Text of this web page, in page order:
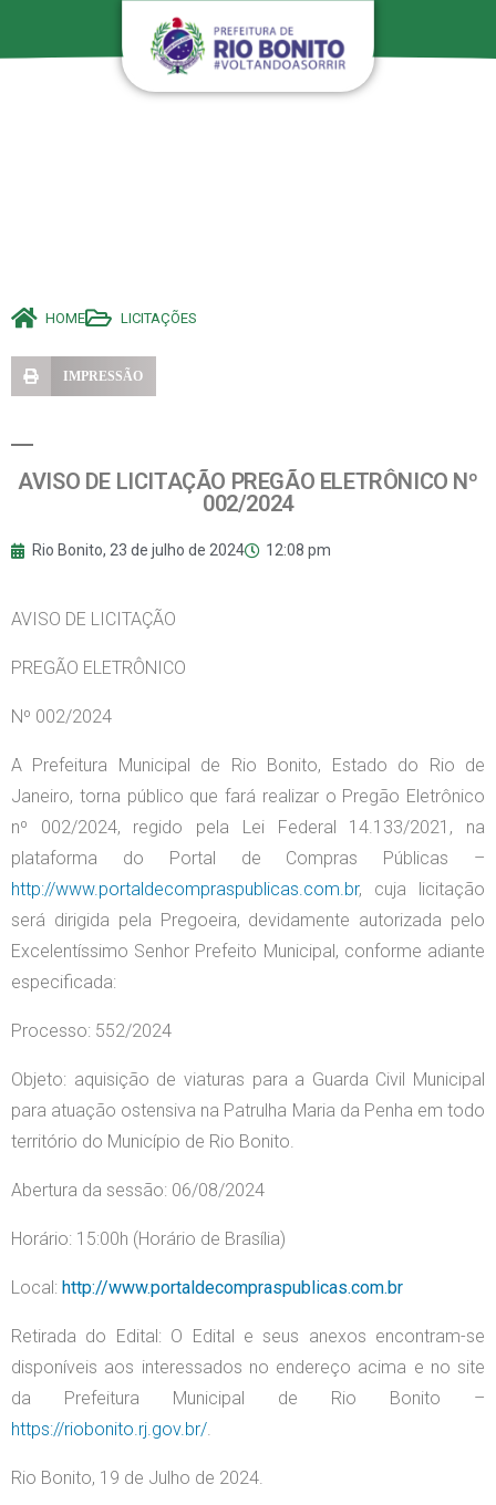
HOME LICITAÇÕES
IMPRESSÃO
AVISO DE LICITAÇÃO PREGÃO ELETRÔNICO Nº
002/2024
Rio Bonito, 23 de julho de 2024 12:08 pm
AVISO DE LICITAÇÃO
PREGÃO ELETRÔNICO
Nº 002/2024
A Prefeitura Municipal de Rio Bonito, Estado do Rio de
Janeiro, torna público que fará realizar o Pregão Eletrônico
nº 002/2024, regido pela Lei Federal 14.133/2021, na
plataforma do Portal de Compras Públicas –
http://www.portaldecompraspublicas.com.br, cuja licitação
será dirigida pela Pregoeira, devidamente autorizada pelo
Excelentíssimo Senhor Prefeito Municipal, conforme adiante
especificada:
Processo: 552/2024
Objeto: aquisição de viaturas para a Guarda Civil Municipal
para atuação ostensiva na Patrulha Maria da Penha em todo
território do Município de Rio Bonito.
Abertura da sessão: 06/08/2024
Horário: 15:00h (Horário de Brasília)
Local: http://www.portaldecompraspublicas.com.br
Retirada do Edital: O Edital e seus anexos encontram-se
disponíveis aos interessados no endereço acima e no site
da Prefeitura Municipal de Rio Bonito –
https://riobonito.rj.gov.br/.
Rio Bonito, 19 de Julho de 2024.